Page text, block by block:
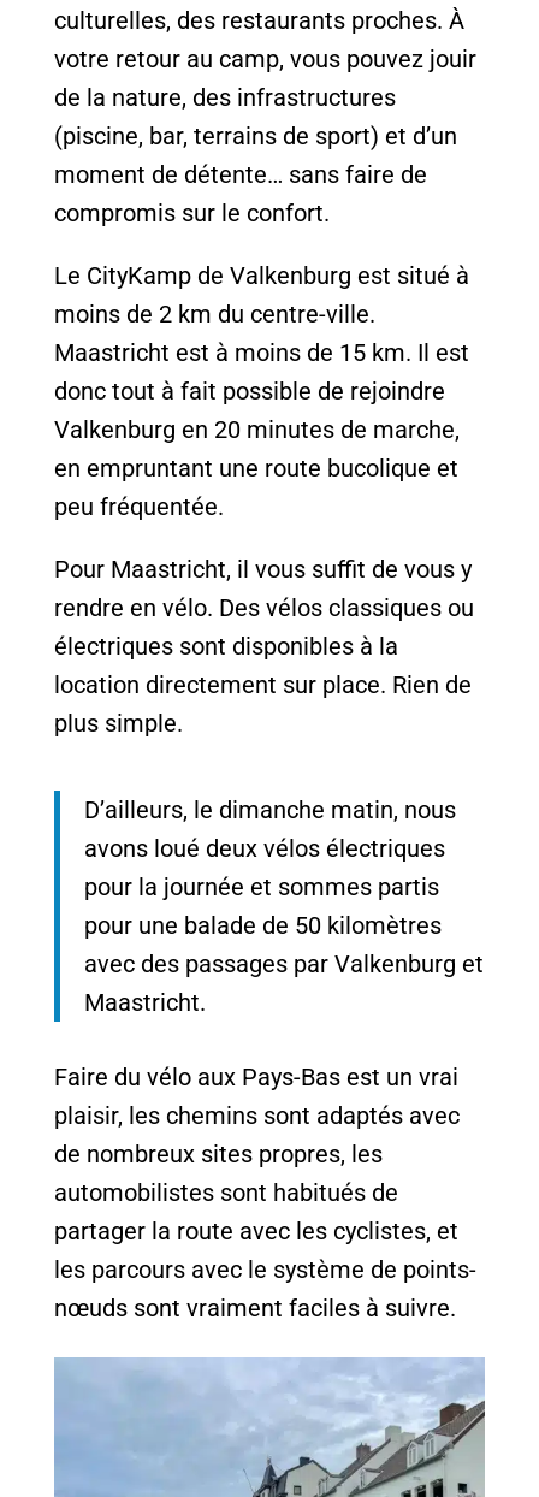
culturelles, des restaurants proches. À
votre retour au camp, vous pouvez jouir
de la nature, des infrastructures
(piscine, bar, terrains de sport) et d’un
moment de détente… sans faire de
compromis sur le confort.
Le CityKamp de Valkenburg est situé à
moins de 2 km du centre-ville.
Maastricht est à moins de 15 km. Il est
donc tout à fait possible de rejoindre
Valkenburg en 20 minutes de marche,
en empruntant une route bucolique et
peu fréquentée.
Pour Maastricht, il vous suffit de vous y
rendre en vélo. Des vélos classiques ou
électriques sont disponibles à la
location directement sur place. Rien de
plus simple.
D’ailleurs, le dimanche matin, nous
avons loué deux vélos électriques
pour la journée et sommes partis
pour une balade de 50 kilomètres
avec des passages par Valkenburg et
Maastricht.
Faire du vélo aux Pays-Bas est un vrai
plaisir, les chemins sont adaptés avec
de nombreux sites propres, les
automobilistes sont habitués de
partager la route avec les cyclistes, et
les parcours avec le système de points-
nœuds sont vraiment faciles à suivre.